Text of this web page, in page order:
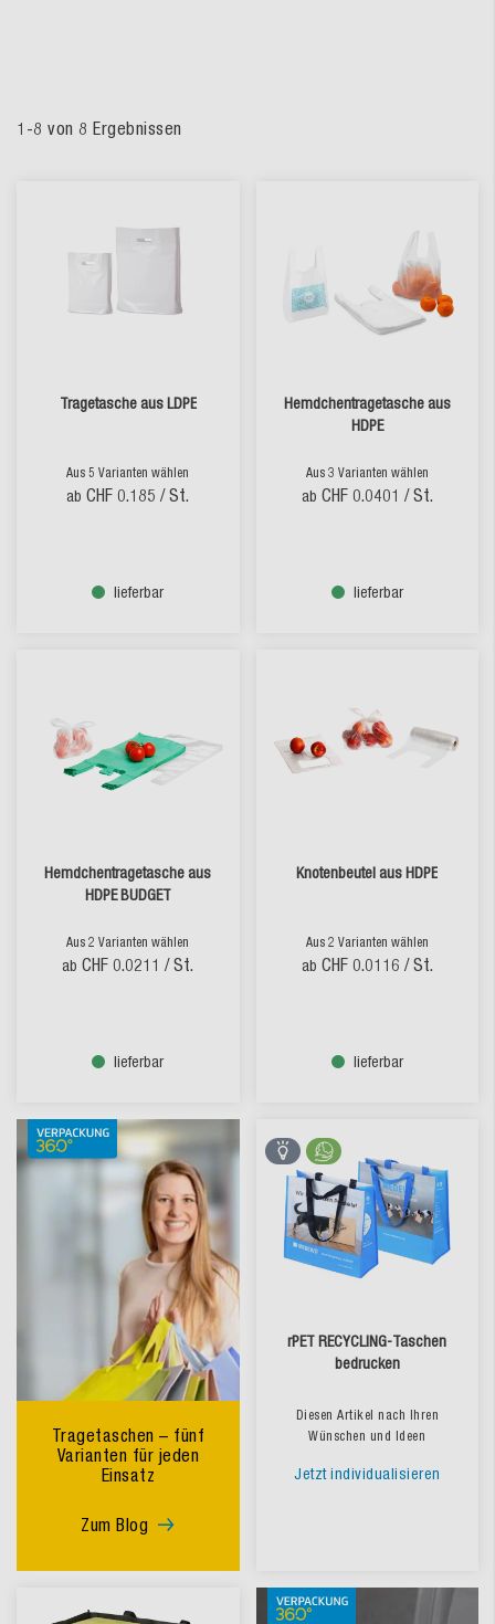
1 -8 von 8 Ergebnissen
Tragetasche aus LDPE
Aus 5 Varianten wählen
ab CHF 0.185 / St.
lieferbar
Hemdchentragetasche aus
HDPE
Aus 3 Varianten wählen
ab CHF 0.0401 / St.
lieferbar
Hemdchentragetasche aus
HDPE BUDGET
Aus 2 Varianten wählen
ab CHF 0.0211 / St.
lieferbar
Knotenbeutel aus HDPE
Aus 2 Varianten wählen
ab CHF 0.0116 / St.
lieferbar
Tragetaschen – fünf
Varianten für jeden
Einsatz
Zum Blog
rPET RECYCLING-Taschen
bedrucken
Diesen Artikel nach Ihren
Wünschen und Ideen
Jetzt individualisieren